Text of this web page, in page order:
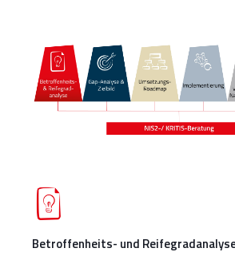
Betroffenheits- und